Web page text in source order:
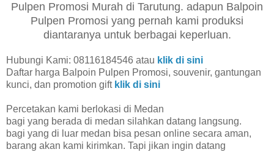
Pulpen Promosi Murah di Tarutung. adapun Balpoin
Pulpen Promosi yang pernah kami produksi
diantaranya untuk berbagai keperluan.
Hubungi Kami: 08116184546 atau klik di sini
Daftar harga Balpoin Pulpen Promosi, souvenir, gantungan
kunci, dan promotion gift klik di sini
Percetakan kami berlokasi di Medan
bagi yang berada di medan silahkan datang langsung.
bagi yang di luar medan bisa pesan online secara aman,
barang akan kami kirimkan. Tapi jikan ingin datang